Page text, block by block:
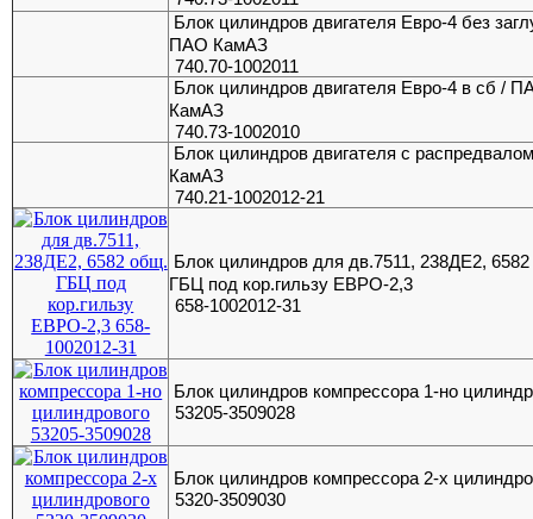
Блок цилиндров двигателя Евро-4 без
ПАО КамАЗ
740.70-1002011
Блок цилиндров двигателя Евро-4 в сб /
КамАЗ
740.73-1002010
Блок цилиндров двигателя с
КамАЗ
740.21-1002012-21
Блок цилиндров для дв.7511, 238ДЕ2,
ГБЦ под кор.гильзу ЕВРО-2,3
658-1002012-31
Блок цилиндров компрессора 1-но
53205-3509028
Блок цилиндров компрессора 2-х
5320-3509030